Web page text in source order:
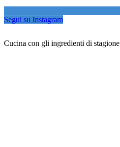
Segui su Instagram
Cucina con gli ingredienti di stagione